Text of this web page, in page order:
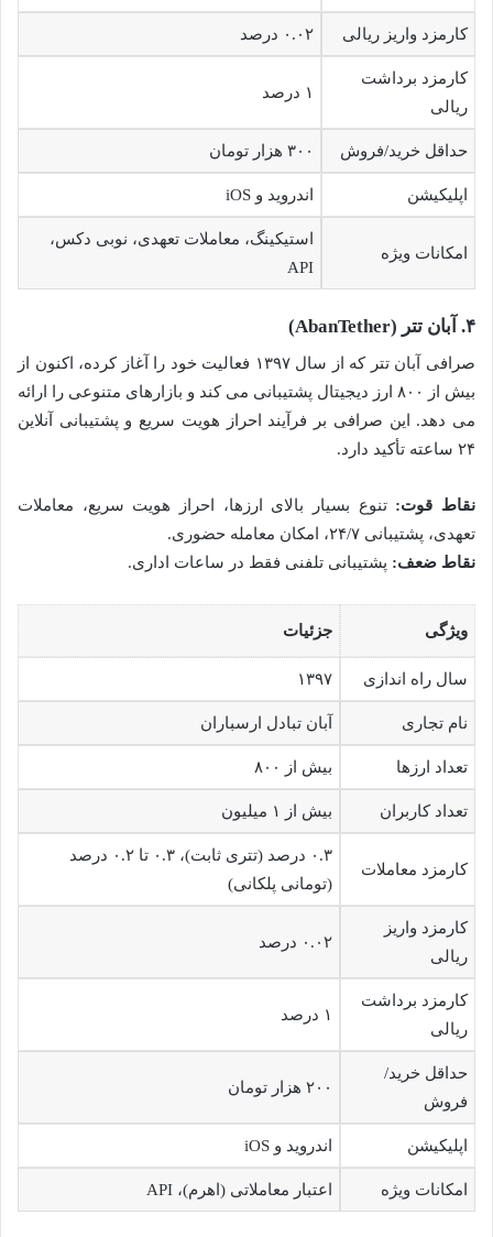
کارمزد واریز ریالی ۰.۰۲ درصد
کارمزد برداشت
ریالی
۱ درصد
حداقل خرید/فروش ۳۰۰ هزار تومان
اپلیکیشن اندروید و iOS
امکانات ویژه
استیکینگ، معاملات تعهدی، نوبی دکس،
API
۴. آبان تتر (AbanTether)
صرافی آبان تتر که از سال ۱۳۹۷ فعالیت خود را آغاز کرده، اکنون از
بیش از ۸۰۰ ارز دیجیتال پشتیبانی می کند و بازارهای متنوعی را ارائه
می دهد. این صرافی بر فرآیند احراز هویت سریع و پشتیبانی آنلاین
۲۴ ساعته تأکید دارد.
نقاط قوت: تنوع بسیار بالای ارزها، احراز هویت سریع، معاملات
تعهدی، پشتیبانی ۲۴/۷، امکان معامله حضوری.
نقاط ضعف: پشتیبانی تلفنی فقط در ساعات اداری.
ویژگی جزئیات
سال راه اندازی ۱۳۹۷
نام تجاری آبان تبادل ارسباران
تعداد ارزها بیش از ۸۰۰
تعداد کاربران بیش از ۱ میلیون
کارمزد معاملات
۰.۳ درصد (تتری ثابت)، ۰.۳ تا ۰.۲ درصد
(تومانی پلکانی)
کارمزد واریز
ریالی
۰.۰۲ درصد
کارمزد برداشت
ریالی
۱ درصد
حداقل خرید/
فروش
۲۰۰ هزار تومان
اپلیکیشن اندروید و iOS
امکانات ویژه اعتبار معاملاتی (اهرم)، API